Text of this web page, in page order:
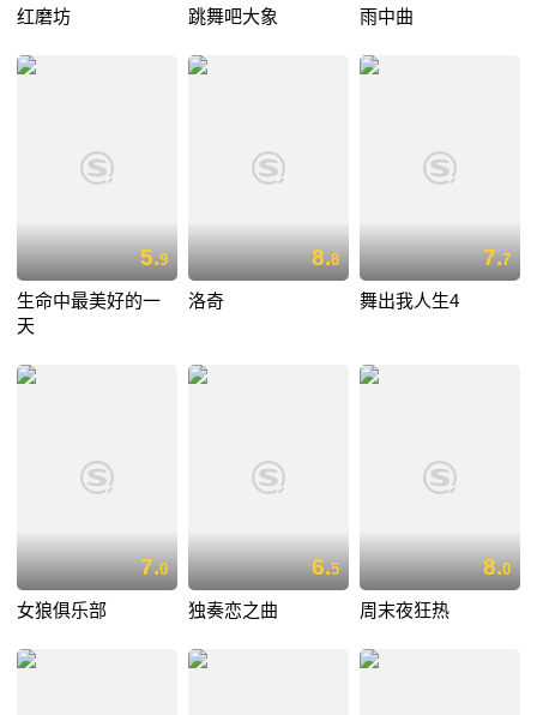
红磨坊 跳舞吧大象 雨中曲
5.9
生命中最美好的一
天
8.8
洛奇
7.7
舞出我人生4
7.0
女狼俱乐部
6.5
独奏恋之曲
8.0
周末夜狂热